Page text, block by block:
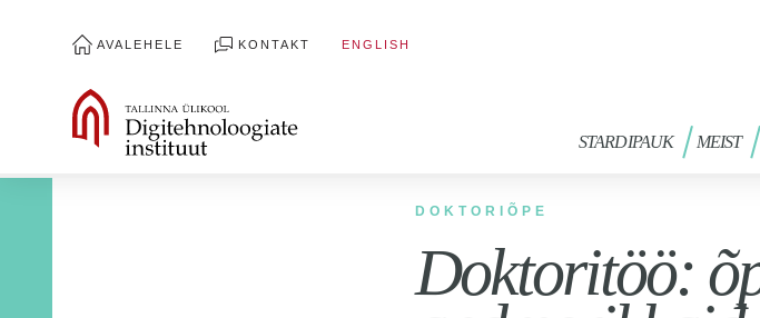
AVALEHELE KONTAKT ENGLISH
STARDIPAUK MEIST
DOKTORIÕPE
Doktoritöö: